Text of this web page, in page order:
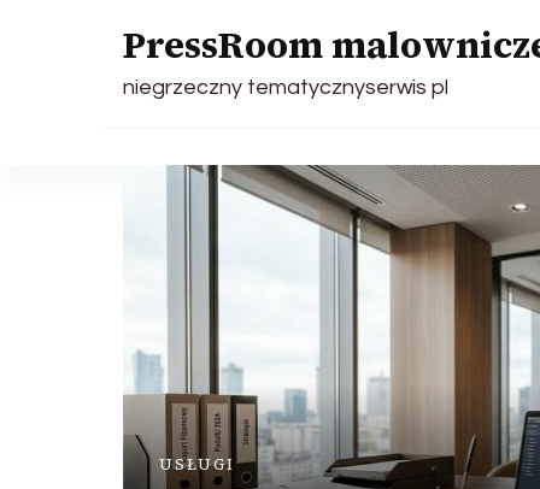
PressRoom
niegrzeczny tematycznyserwis pl
USŁUGI